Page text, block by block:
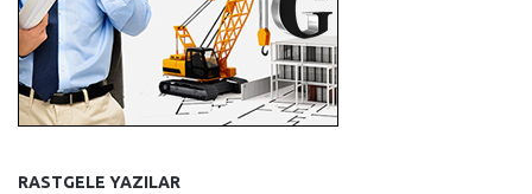
RASTGELE YAZILAR